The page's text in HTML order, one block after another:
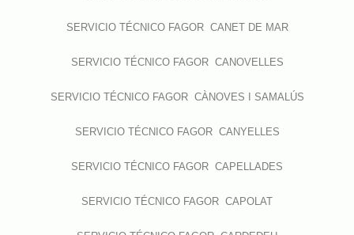
SERVICIO TÉCNICO FAGOR CANET DE MAR
SERVICIO TÉCNICO FAGOR CANOVELLES
SERVICIO TÉCNICO FAGOR CÀNOVES I SAMALÚS
SERVICIO TÉCNICO FAGOR CANYELLES
SERVICIO TÉCNICO FAGOR CAPELLADES
SERVICIO TÉCNICO FAGOR CAPOLAT